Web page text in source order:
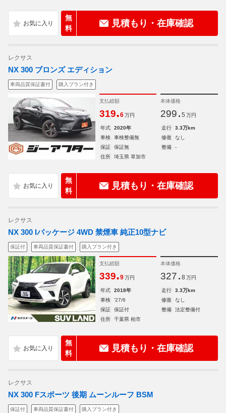
無
料
見積もり・在庫確認
レクサス
NX 300 ブロンズ エディション
車両品質保証書付 購入プラン付き
支払総額
319.6 万円
本体価格
299. 5 万円
年式 2020年 走行
3.3万km
車検
車検整備無 修復
なし
保証
保証無 整備
-
住所
埼玉県 草加市
無
料
見積もり・在庫確認
レクサス
NX 300 Iパッケージ 4WD 禁煙車 純正10型ナビ
保証付 車両品質保証書付 購入プラン付き
支払総額
339.9 万円
本体価格
327. 8 万円
年式 2018年 走行
3.3万km
車検
'27/6 修復
なし
保証
保証付 整備
法定整備付
住所
千葉県 柏市
無
料
見積もり・在庫確認
レクサス
NX 300 Fスポーツ 後期 ムーンルーフ BSM
保証付 車両品質保証書付 購入プラン付き